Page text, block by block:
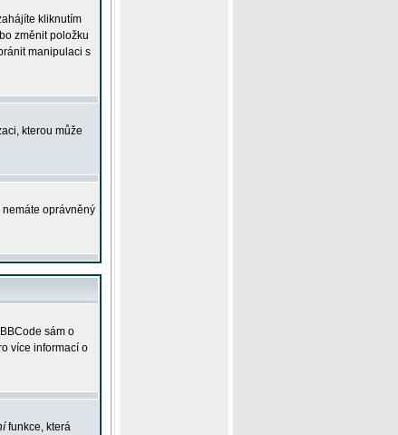
kliknutím
změnit položku
manipulaci s
kterou může
oprávněný
sám o
více informací o
funkce, která